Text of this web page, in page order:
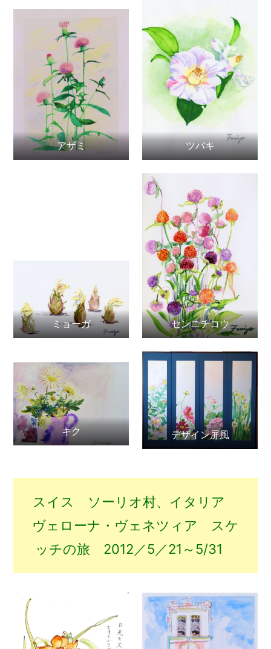
アザミ ツバキ
ミョーガ センニチコウ
キク デザイン屏風
スイス ソーリオ村、イタリア
ヴェローナ・ヴェネツィア スケ
ッチの旅 2012／5／21～5/31